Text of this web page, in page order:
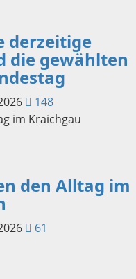
derzeitige
die gewählten
148
den Alltag im
61